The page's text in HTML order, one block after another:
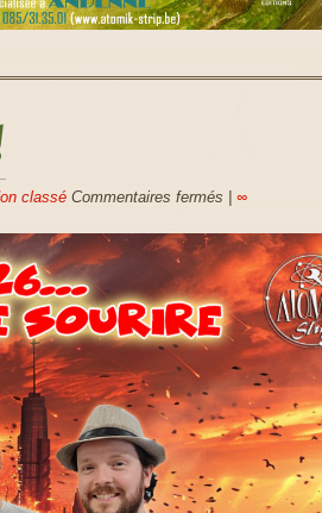
classé Commentaires fermés ∞